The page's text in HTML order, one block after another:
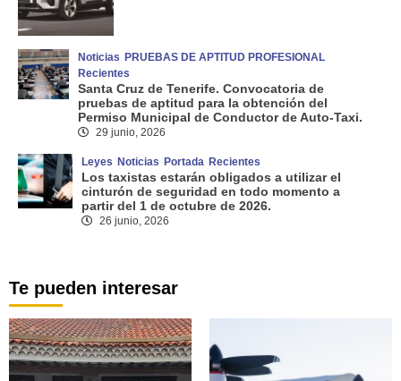
Noticias PRUEBAS DE APTITUD PROFESIONAL
Recientes
Santa Cruz de Tenerife. Convocatoria de
pruebas de aptitud para la obtención del
Permiso Municipal de Conductor de Auto-Taxi.
29 junio, 2026
Leyes Noticias Portada Recientes
Los taxistas estarán obligados a utilizar el
cinturón de seguridad en todo momento a
partir del 1 de octubre de 2026.
26 junio, 2026
Te pueden interesar